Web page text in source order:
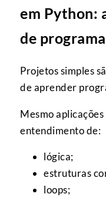
em Python:
de
Projetos simples
de aprender
Mesmo
entendimento de:
lógica;
estruturas
loops;